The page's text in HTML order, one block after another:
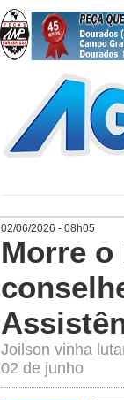
02/06/2026 - 08h05
Morre
Joilson vinha
02 de junho